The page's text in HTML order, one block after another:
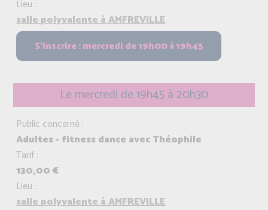
Lieu :
salle polyvalente à AMFREVILLE
Le mercredi de 19h45 à 20h30
Public concerné :
Adultes - fitness dance avec Théophile
Tarif :
130,00 €
Lieu :
salle polyvalente à AMFREVILLE